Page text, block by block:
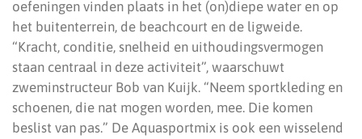
oefeningen vinden plaats in het (on)diepe water en op
het buitenterrein, de beachcourt en de ligweide.
“Kracht, conditie, snelheid en uithoudingsvermogen
staan centraal in deze activiteit”, waarschuwt
zweminstructeur Bob van Kuijk. “Neem sportkleding en
schoenen, die nat mogen worden, mee. Die komen
beslist van pas.” De Aquasportmix is ook een wisselend